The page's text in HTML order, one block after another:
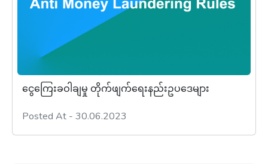
ငွေကြေးခဝါချမှု တိုက်ဖျက်ရေးနည်းဥပဒေများ
Posted At - 30.06.2023